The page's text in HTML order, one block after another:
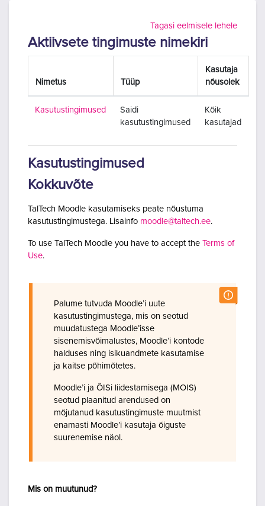
Tagasi eelmisele lehele
Aktiivsete tingimuste nimekiri
Nimetus Tüüp
Kasutaja
nõusolek
Kasutustingimused
Saidi
kasutustingimused
Kõik
kasutajad
Kasutustingimused
Kokkuvõte
TalTech Moodle kasutamiseks peate nõustuma
kasutustingimustega. Lisainfo moodle@taltech.ee.
To use TalTech Moodle you have to accept the Terms of
Use.
Palume tutvuda Moodle’i uute
kasutustingimustega, mis on seotud
muudatustega Moodle’isse
sisenemisvõimalustes, Moodle’i kontode
halduses ning isikuandmete kasutamise
ja kaitse põhimõtetes.
Moodle’i ja ÕISi liidestamisega (MOIS)
seotud plaanitud arendused on
mõjutanud kasutustingimuste muutmist
enamasti Moodle’i kasutaja õiguste
suurenemise näol.
Mis on muutunud?